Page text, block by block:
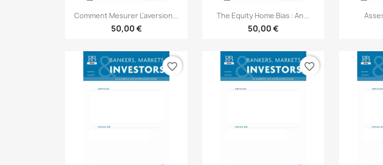
Aperçu rapide
Comment Mesurer L'aversion...
50,00 €
Aperçu rapide
The Equity Home Bias : An...
50,00 €

favorite_border favorite_border